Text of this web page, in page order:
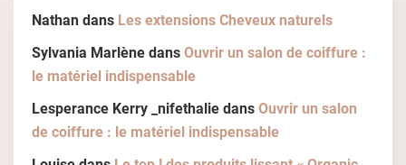
Nathan dans Les extensions Cheveux naturels
Sylvania Marlène dans Ouvrir un salon de coiffure :
le matériel indispensable
Lesperance Kerry _nifethalie dans Ouvrir un salon
de coiffure : le matériel indispensable